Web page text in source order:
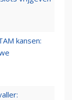
kansen: